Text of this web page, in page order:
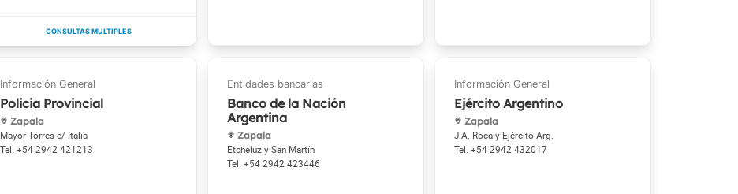
Policia Provincial
Zapala
Mayor Torres e/ Italia
+54 2942 421213
Banco de la Nación
Argentina
Zapala
Etcheluz y San Martín
+54 2942 423446
Ejército Argentino
Zapala
J.A. Roca y Ejército Arg.
+54 2942 432017